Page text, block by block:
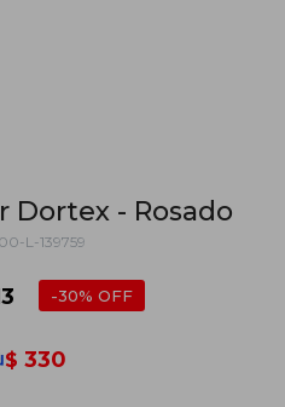
Dortex - Rosado
L-139759
30
$ 330